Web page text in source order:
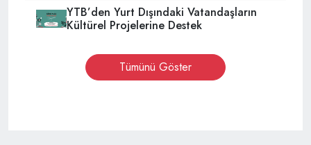
YTB’den Yurt Dışındaki Vatandaşların
Kültürel Projelerine Destek
Tümünü Göster